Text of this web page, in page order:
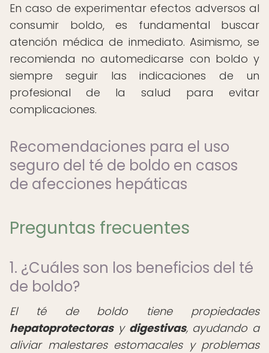
En caso de experimentar efectos adversos al
consumir boldo, es fundamental buscar
atención médica de inmediato. Asimismo, se
recomienda no automedicarse con boldo y
siempre seguir las indicaciones de un
profesional de la salud para evitar
complicaciones.
Recomendaciones para el uso
seguro del té de boldo en casos
de afecciones hepáticas
Preguntas frecuentes
1. ¿Cuáles son los beneficios del té
de boldo?
El té de boldo tiene propiedades
hepatoprotectorasy digestivas, ayudando a
aliviar malestares estomacales y problemas